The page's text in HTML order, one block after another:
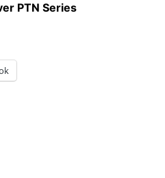
PTN Series